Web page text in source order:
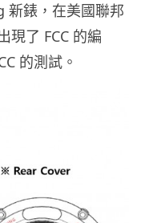
新錶，在美國聯邦
現了 FCC 的編
的測試。